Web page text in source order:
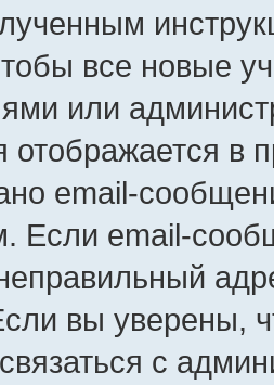
все новые
или
в
email-
Если email-
вы уверены,
с